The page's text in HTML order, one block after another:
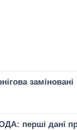
заміновані
перші дані